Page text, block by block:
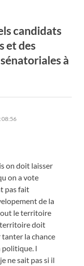
candidats
et des
à
08:56
on doit laisser
on a vote
pas fait
de la
le territoire
territoire doit
la chance
politique. l
ne sait pas si il